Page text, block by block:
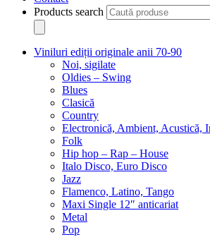
Products search
Viniluri ediții originale anii 70-90
Noi, sigilate
Oldies – Swing
Blues
Clasică
Country
Electronică, Ambient, Acustică,
Folk
Hip hop – Rap – House
Italo Disco, Euro Disco
Jazz
Flamenco, Latino, Tango
Maxi Single 12″ anticariat
Metal
Pop